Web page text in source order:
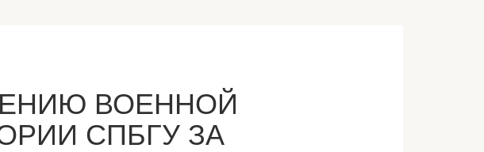
ВОЕННОЙ
СПБГУ ЗА